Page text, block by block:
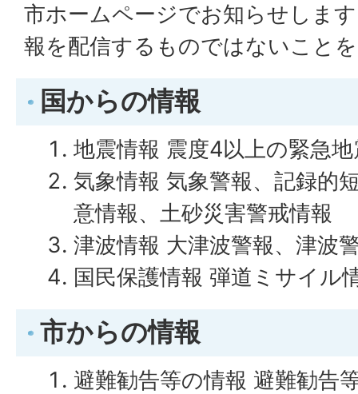
市ホームページでお知らせしま
報を配信するものではないこと
国からの情報
地震情報 震度4以上の緊急
気象情報 気象警報、記録的
意情報、土砂災害警戒情報
津波情報 大津波警報、津波
国民保護情報 弾道ミサイル
市からの情報
避難勧告等の情報 避難勧告